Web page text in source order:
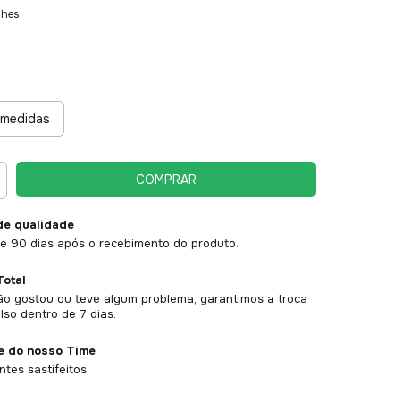
qualidade
90 dias após o recebimento do produto.
gostou ou teve algum problema, garantimos a troca
dentro de 7 dias.
do nosso Time
sastifeitos